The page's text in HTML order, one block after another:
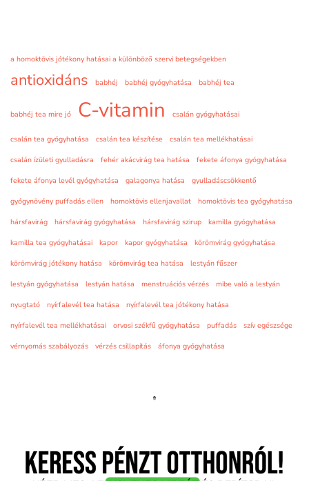
a homoktövis jótékony hatásai a különböző szervi betegségekben
antioxidáns babhéj babhéj gyógyhatása babhéj tea
babhéj tea mire jó C-vitamin csalán gyógyhatásai
csalán tea gyógyhatása csalán tea készítése
csalán tea mellékhatásai
csalán ízületi gyulladásra
fehér akácvirág tea hatása
fekete áfonya gyógyhatása
fekete áfonya levél gyógyhatása
galagonya hatása
gyulladáscsökkentő
gyógynövény puffadás ellen
homoktövis ellenjavallat
homoktövis tea gyógyhatása
hársfavirág
hársfavirág gyógyhatása hársfavirág szirup
kamilla gyógyhatása
kamilla tea gyógyhatásai
kapor kapor gyógyhatása
körömvirág gyógyhatása
körömvirág jótékony hatása
körömvirág tea hatása
lestyán fűszer
lestyán gyógyhatása
lestyán hatása menstruációs vérzés
mibe való a lestyán
nyugtató
nyírfalevél tea hatása
nyírfalevél tea jótékony hatása
nyírfalevél tea mellékhatásai
orvosi székfű gyógyhatása puffadás
szív egészsége
vérnyomás szabályozás
vérzés csillapítás áfonya gyógyhatása